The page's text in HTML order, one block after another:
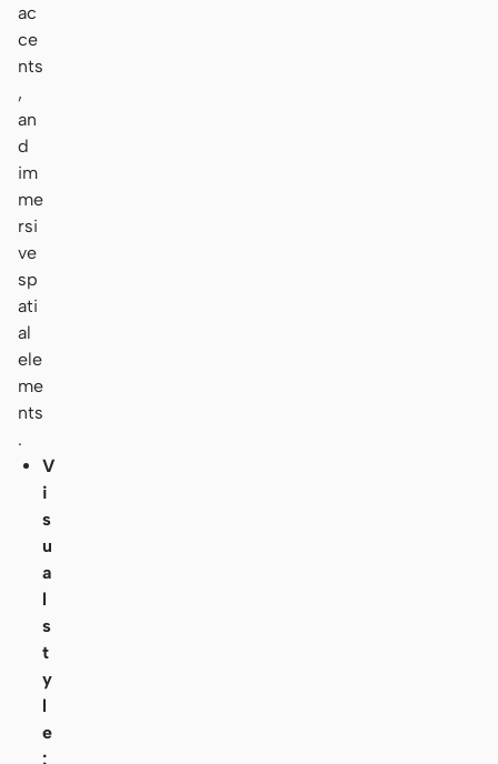
ac
ce
nts
,
an
d
im
me
rsi
ve
sp
ati
al
ele
me
nts
.
V
i
s
u
a
l
s
t
y
l
e
: